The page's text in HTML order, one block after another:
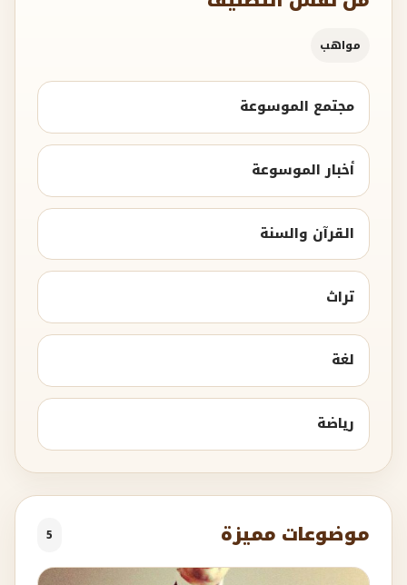
مواهب
مجتمع الموسوعة
أخبار الموسوعة
القرآن والسنة
تراث
لغة
رياضة
موضوعات مميزة 5